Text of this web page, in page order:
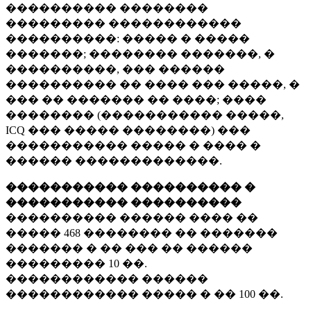
���������� ��������
��������� ������������
����������: ����� � �����
�������; �������� �������, �
����������, ��� ������
���������� �� ���� ��� �����, �
��� �� ������� �� ����; ����
�������� (����������� �����,
ICQ ��� ����� ��������) ���
����������� ����� � ���� �
������ �������������.
����������� ���������� �
����������� ����������
���������� ������ ���� ��
����� 468 �������� �� �������
������� � �� ��� �� ������
��������� 10 ��.
������������ ������
������������ ����� � �� 100 ��.